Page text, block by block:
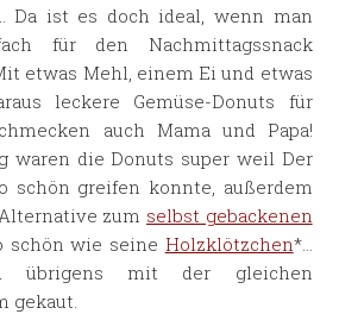
Da ist es doch ideal, wenn man
für den Nachmittagssnack
etwas Mehl, einem Ei und etwas
leckere Gemüse-Donuts für
auch Mama und Papa!
waren die Donuts super weil Der
schön greifen konnte, außerdem
zum selbst gebackenen
schön wie seine Holzklötzchen*…
übrigens mit der gleichen
gekaut.